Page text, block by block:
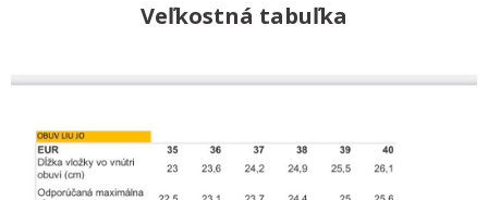
Veľkostná tabuľka